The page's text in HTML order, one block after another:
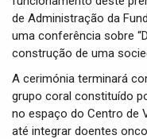
de Administração da
uma conferência sobre
construção de uma
A cerimónia terminará
grupo coral constituído
no espaço do Centro de
até integrar doentes